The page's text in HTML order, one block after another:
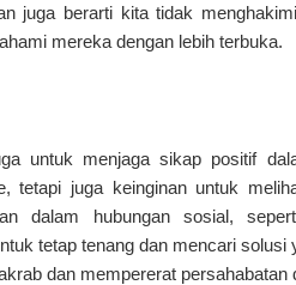
juga berarti kita tidak
mereka dengan lebih terbuka.
untuk menjaga sikap positif
tetapi juga keinginan untuk
dalam hubungan sosial,
tetap tenang dan mencari
dan mempererat persahabatan